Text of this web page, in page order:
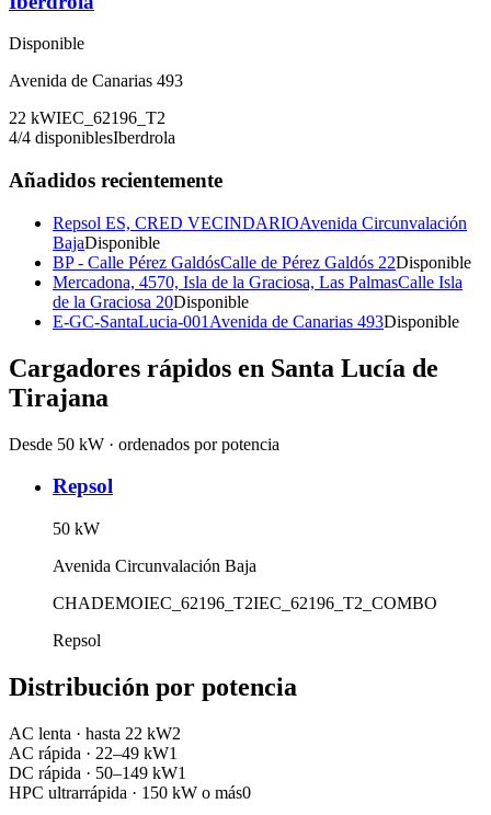
Disponible
Avenida de Canarias 493
22 kWIEC_62196_T2
4/4 disponiblesIberdrola
Añadidos recientemente
Repsol ES, CRED VECINDARIOAvenida Circunvalación
BajaDisponible
BP - Calle Pérez GaldósCalle de Pérez Galdós 22Disponible
Mercadona, 4570, Isla de la Graciosa, Las PalmasCalle Isla
de la Graciosa 20Disponible
E-GC-SantaLucia-001 Avenida de Canarias 493Disponible
Cargadores rápidos en Santa Lucía de
Tirajana
Desde 50 kW · ordenados por potencia
Repsol
50 kW
Avenida Circunvalación Baja
CHADEMOIEC_62196_T2IEC_62196_T2_COMBO
Repsol
Distribución por potencia
AC lenta · hasta 22 kW2
AC rápida · 22–49 kW1
DC rápida · 50–149 kW1
HPC ultrarrápida · 150 kW o más0